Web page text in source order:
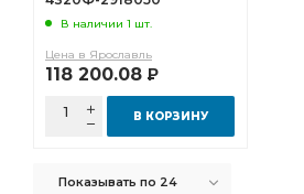
МОСТА i=6.77 48 зуб
защитная АЗ УРАЛ
эмаль защитная АБС фланец
МОСТА АЗ УРАЛ
В наличии 1 шт.
Цена в Ярославль
118 200.08 Р
В КОРЗИНУ
Показывать по 24